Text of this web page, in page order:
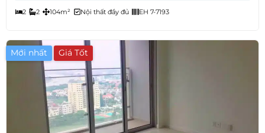
2 2 104m² Nội thất đầy đủ EH 7-7193
Mới nhất